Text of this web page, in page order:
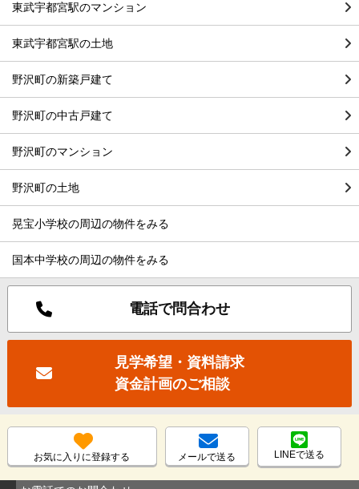
東武宇都宮駅のマンション
東武宇都宮駅の土地
野沢町の新築戸建て
野沢町の中古戸建て
野沢町のマンション
野沢町の土地
晃宝小学校の周辺の物件をみる
国本中学校の周辺の物件をみる
電話で問合わせ
見学希望・資料請求
資金計画のご相談
お気に入りに登録する メールで送る LINEで送る